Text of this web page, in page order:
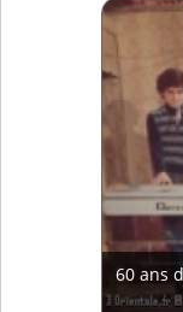
60 ans